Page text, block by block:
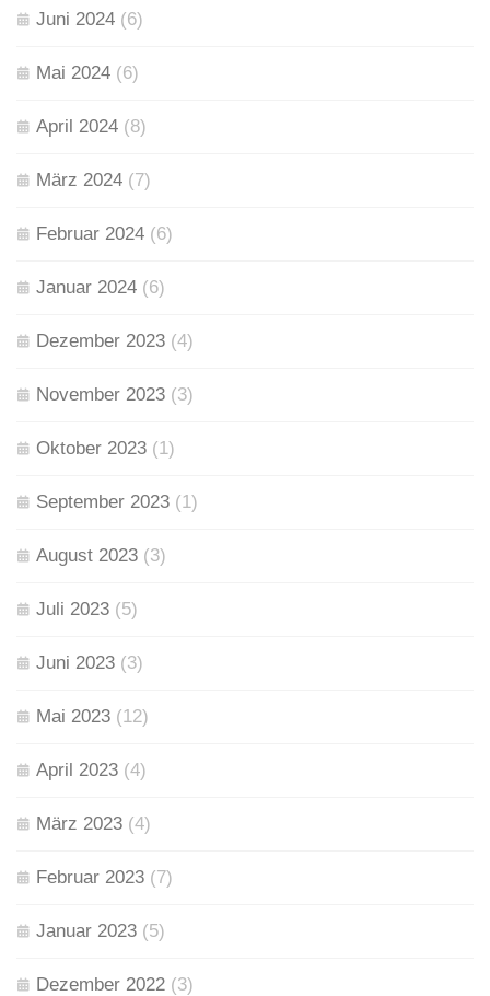
Juni 2024 (6)
Mai 2024 (6)
April 2024 (8)
März 2024 (7)
Februar 2024 (6)
Januar 2024 (6)
Dezember 2023 (4)
November 2023 (3)
Oktober 2023 (1)
September 2023 (1)
August 2023 (3)
Juli 2023 (5)
Juni 2023 (3)
Mai 2023 (12)
April 2023 (4)
März 2023 (4)
Februar 2023 (7)
Januar 2023 (5)
Dezember 2022 (3)